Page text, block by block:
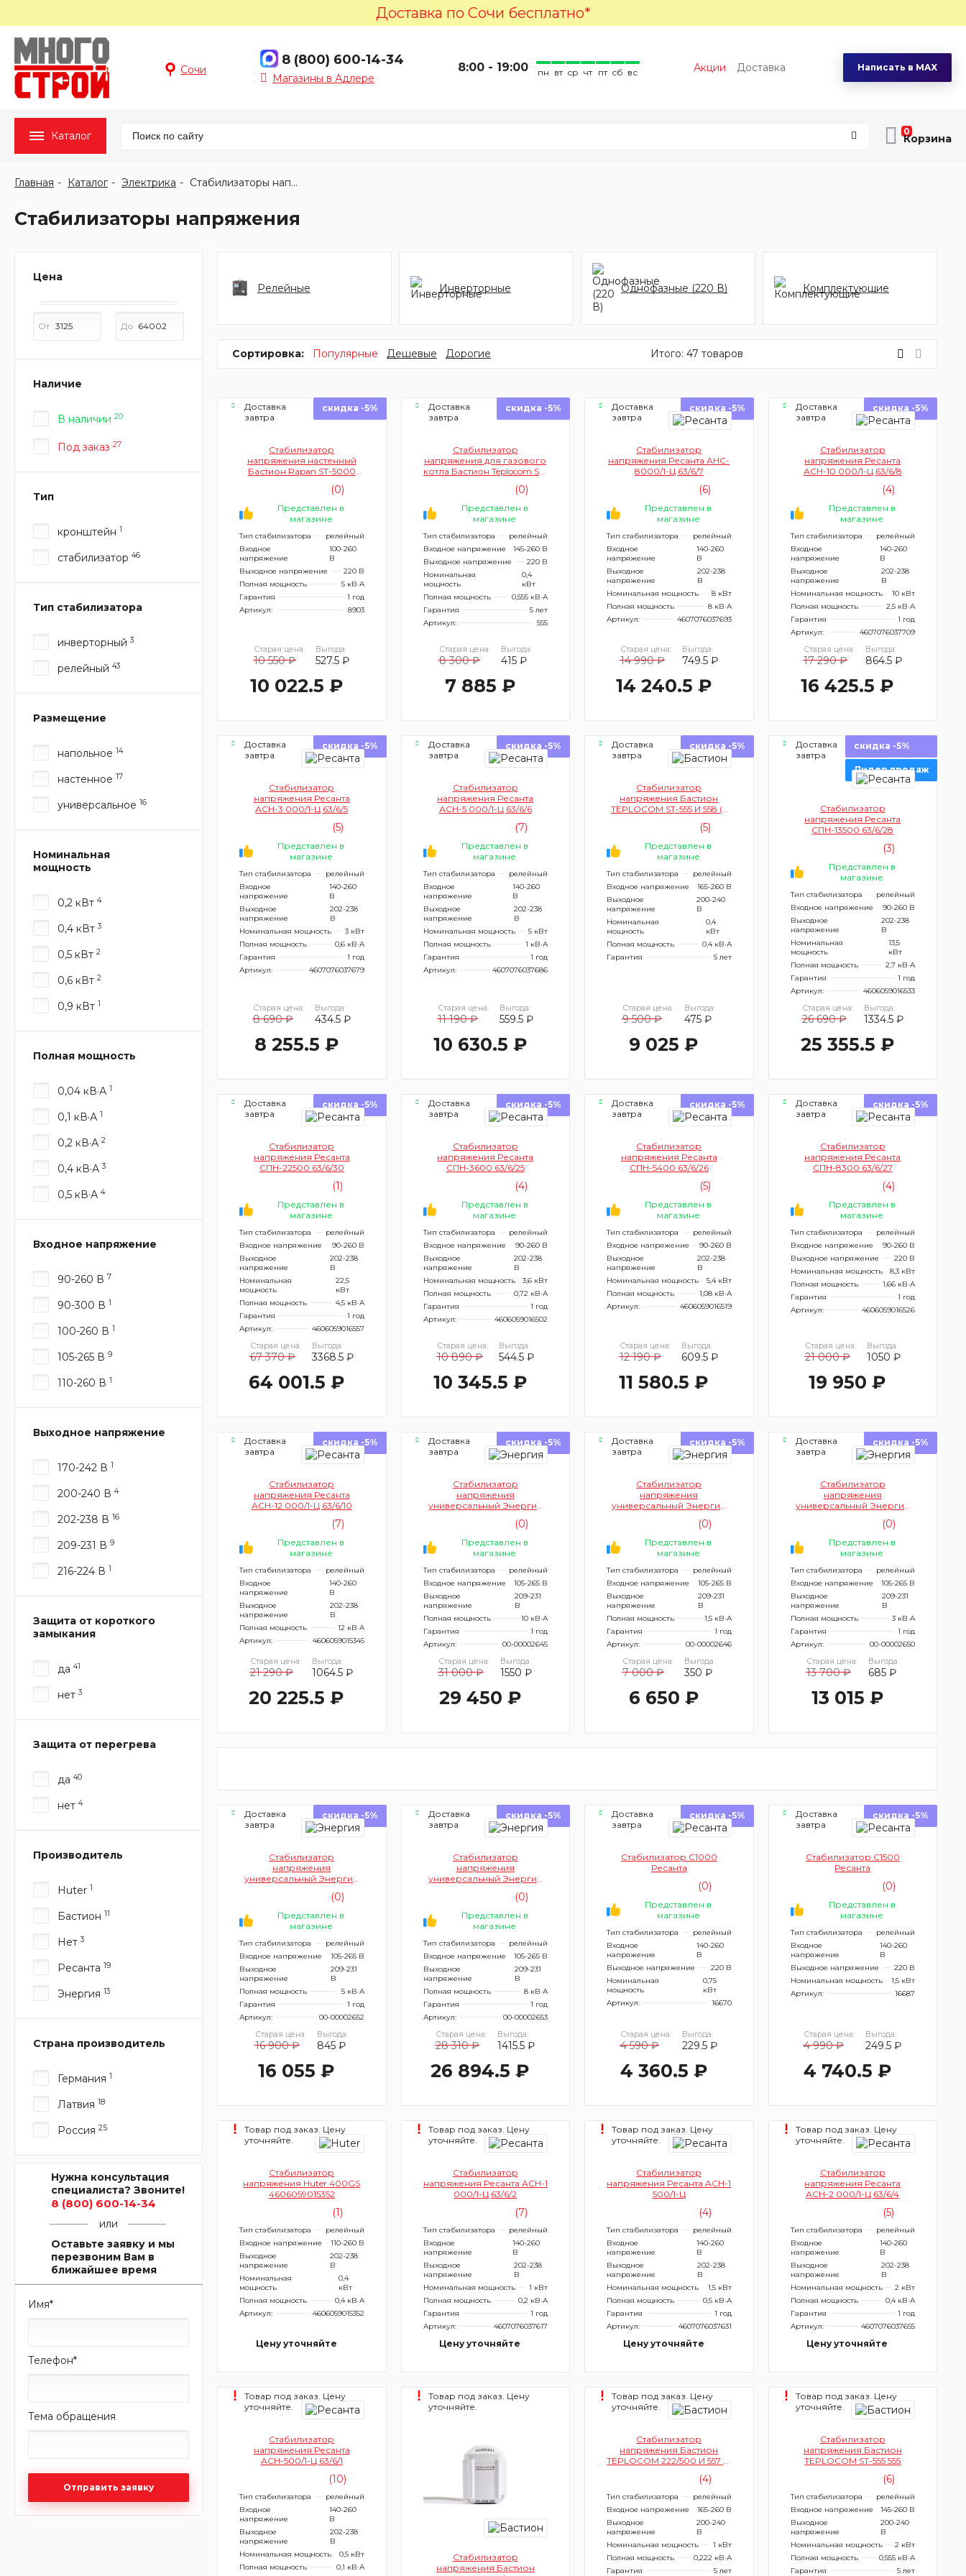
Доставка по Сочи бесплатно*
Сочи
8 (800) 600-14-34 Написать в MAX
Магазины в Адлере
8:00 - 19:00 пн вт ср чт пт сб вс Акции Доставка
Каталог 0
Главная Каталог Электрика Стабилизаторы напряжения
Стабилизаторы напряжения
Цена
От До
Наличие
В наличии 20
Под заказ 27
Тип
кронштейн 1
стабилизатор 46
Тип стабилизатора
инверторный3
релейный 43
Размещение
напольное 14
настенное 17
универсальное 16
Номинальная
мощность
0,2 кВт 4
0,4 кВт3
0,5 кВт 2
0,6 кВт 2
0,9 кВт 1
Полная мощность
0,04 кВ·А 1
0,1 кВ·А 1
0,2 кВ·А 2
0,4 кВ·А3
0,5 кВ·А 4
Входное напряжение
90-260 В 7
90-300 В 1
100-260 В 1
105-265 В 9
110-260 В 1
Выходное напряжение
170-242 В 1
200-240 В 4
202-238 В 16
209-231 В 9
216-224 В 1
Защита от короткого
замыкания
да 41
нет3
Защита от перегрева
да 40
нет 4
Производитель
Huter 1
Бастион 11
Нет3
Ресанта 19
Энергия 13
Страна производитель
Германия 1
Латвия 18
Россия 25
Нужна консультация
специалиста? Звоните!
8 (800) 600-14-34
или
Оставьте заявку и мы
перезвоним Вам в
ближайшее время
Имя*
Телефон*
Тема обращения
Отправить заявку
Релейные Инверторные Однофазные (220 В) Комплектующие
Сортировка: Популярные Дешевые Дорогие Итого: 47 товаров
Доставка
завтра
скидка -5%
Стабилизатор
напряжения настенный
Бастион Rapan ST-5000
(0)
Представлен в
магазине
Тип стабилизатора
релейный
Входное
напряжение
100-260
В
Выходное напряжение
220 В
Полная мощность
5 кВ·А
Гарантия
1 год
Артикул:
8903
Старая цена:
10 550 ₽
Выгода:
527.5 ₽
10 022.5 ₽
Доставка
завтра
скидка -5%
Стабилизатор
напряжения для газового
котла Бастион Teplocom ST-
(0)
Представлен в
магазине
Тип стабилизатора
релейный
Входное напряжение
145-260 В
Выходное напряжение
220 В
Номинальная
мощность
0,4
кВт
Полная мощность
0,555 кВ·А
Гарантия
5 лет
Артикул:
555
Старая цена:
8 300 ₽
Выгода:
415 ₽
7 885 ₽
Доставка
завтра
скидка -5%
Стабилизатор
напряжения Ресанта АНС-
8000/1-Ц 63/6/7
(6)
Представлен в
магазине
Тип стабилизатора
релейный
Входное
напряжение
140-260
В
Выходное
напряжение
202-238
В
Номинальная мощность
8 кВт
Полная мощность
8 кВ·А
Артикул:
4607076037693
Старая цена:
14 990 ₽
Выгода:
749.5 ₽
14 240.5 ₽
Доставка
завтра
скидка -5%
Стабилизатор
напряжения Ресанта
АСН-10 000/1-Ц 63/6/8
(4)
Представлен в
магазине
Тип стабилизатора
релейный
Входное
напряжение
140-260
В
Выходное
напряжение
202-238
В
Номинальная мощность
10 кВт
Полная мощность
2,5 кВ·А
Гарантия
1 год
Артикул:
4607076037709
Старая цена:
17 290 ₽
Выгода:
864.5 ₽
16 425.5 ₽
Доставка
завтра
скидка -5%
Стабилизатор
напряжения Ресанта
АСН-3 000/1-Ц 63/6/5
(5)
Представлен в
магазине
Тип стабилизатора
релейный
Входное
напряжение
140-260
В
Выходное
напряжение
202-238
В
Номинальная мощность
3 кВт
Полная мощность
0,6 кВ·А
Гарантия
1 год
Артикул:
4607076037679
Старая цена:
8 690 ₽
Выгода:
434.5 ₽
8 255.5 ₽
Доставка
завтра
скидка -5%
Стабилизатор
напряжения Ресанта
АСН-5 000/1-Ц 63/6/6
(7)
Представлен в
магазине
Тип стабилизатора
релейный
Входное
напряжение
140-260
В
Выходное
напряжение
202-238
В
Номинальная мощность
5 кВт
Полная мощность
1 кВ·А
Гарантия
1 год
Артикул:
4607076037686
Старая цена:
11 190 ₽
Выгода:
559.5 ₽
10 630.5 ₽
Доставка
завтра
скидка -5%
Стабилизатор
напряжения Бастион
TEPLOCOM ST-555 И 558 (с
(5)
Представлен в
магазине
Тип стабилизатора
релейный
Входное напряжение
165-260 В
Выходное
напряжение
200-240
В
Номинальная
мощность
0,4
кВт
Полная мощность
0,4 кВ·А
Гарантия
5 лет
Старая цена:
9 500 ₽
Выгода:
475 ₽
9 025 ₽
Доставка
завтра
скидка -5%
Лидер продаж
Стабилизатор
напряжения Ресанта
СПН-13500 63/6/28
(3)
Представлен в
магазине
Тип стабилизатора
релейный
Входное напряжение
90-260 В
Выходное
напряжение
202-238
В
Номинальная
мощность
13,5
кВт
Полная мощность
2,7 кВ·А
Гарантия
1 год
Артикул:
4606059016533
Старая цена:
26 690 ₽
Выгода:
1334.5 ₽
25 355.5 ₽
Доставка
завтра
скидка -5%
Стабилизатор
напряжения Ресанта
СПН-22500 63/6/30
(1)
Представлен в
магазине
Тип стабилизатора
релейный
Входное напряжение
90-260 В
Выходное
напряжение
202-238
В
Номинальная
мощность
22,5
кВт
Полная мощность
4,5 кВ·А
Гарантия
1 год
Артикул:
4606059016557
Старая цена:
67 370 ₽
Выгода:
3368.5 ₽
64 001.5 ₽
Доставка
завтра
скидка -5%
Стабилизатор
напряжения Ресанта
СПН-3600 63/6/25
(4)
Представлен в
магазине
Тип стабилизатора
релейный
Входное напряжение
90-260 В
Выходное
напряжение
202-238
В
Номинальная мощность
3,6 кВт
Полная мощность
0,72 кВ·А
Гарантия
1 год
Артикул:
4606059016502
Старая цена:
10 890 ₽
Выгода:
544.5 ₽
10 345.5 ₽
Доставка
завтра
скидка -5%
Стабилизатор
напряжения Ресанта
СПН-5400 63/6/26
(5)
Представлен в
магазине
Тип стабилизатора
релейный
Входное напряжение
90-260 В
Выходное
напряжение
202-238
В
Номинальная мощность
5,4 кВт
Полная мощность
1,08 кВ·А
Артикул:
4606059016519
Старая цена:
12 190 ₽
Выгода:
609.5 ₽
11 580.5 ₽
Доставка
завтра
скидка -5%
Стабилизатор
напряжения Ресанта
СПН-8300 63/6/27
(4)
Представлен в
магазине
Тип стабилизатора
релейный
Входное напряжение
90-260 В
Выходное напряжение
220 В
Номинальная мощность
8,3 кВт
Полная мощность
1,66 кВ·А
Гарантия
1 год
Артикул:
4606059016526
Старая цена:
21 000 ₽
Выгода:
1050 ₽
19 950 ₽
Доставка
завтра
скидка -5%
Стабилизатор
напряжения Ресанта
АСН-12 000/1-Ц 63/6/10
(7)
Представлен в
магазине
Тип стабилизатора
релейный
Входное
напряжение
140-260
В
Выходное
напряжение
202-238
В
Полная мощность
12 кВ·А
Артикул:
4606059015345
Старая цена:
21 290 ₽
Выгода:
1064.5 ₽
20 225.5 ₽
Доставка
завтра
скидка -5%
Стабилизатор
напряжения
универсальный Энергия
(однофазный)(0)
Представлен в
магазине
Тип стабилизатора
релейный
Входное напряжение
105-265 В
Выходное
напряжение
209-231
В
Полная мощность
10 кВ·А
Гарантия
1 год
Артикул:
00-00002645
Старая цена:
31 000 ₽
Выгода:
1550 ₽
29 450 ₽
Доставка
завтра
скидка -5%
Стабилизатор
напряжения
универсальный Энергия
(однофазный)(0)
Представлен в
магазине
Тип стабилизатора
релейный
Входное напряжение
105-265 В
Выходное
напряжение
209-231
В
Полная мощность
1,5 кВ·А
Гарантия
1 год
Артикул:
00-00002646
Старая цена:
7 000 ₽
Выгода:
350 ₽
6 650 ₽
Доставка
завтра
скидка -5%
Стабилизатор
напряжения
универсальный Энергия
(однофазный)(0)
Представлен в
магазине
Тип стабилизатора
релейный
Входное напряжение
105-265 В
Выходное
напряжение
209-231
В
Полная мощность
3 кВ·А
Гарантия
1 год
Артикул:
00-00002650
Старая цена:
13 700 ₽
Выгода:
685 ₽
13 015 ₽
Доставка
завтра
скидка -5%
Стабилизатор
напряжения
универсальный Энергия
(однофазный)(0)
Представлен в
магазине
Тип стабилизатора
релейный
Входное напряжение
105-265 В
Выходное
напряжение
209-231
В
Полная мощность
5 кВ·А
Гарантия
1 год
Артикул:
00-00002652
Старая цена:
16 900 ₽
Выгода:
845 ₽
16 055 ₽
Доставка
завтра
скидка -5%
Стабилизатор
напряжения
универсальный Энергия
(однофазный)(0)
Представлен в
магазине
Тип стабилизатора
релейный
Входное напряжение
105-265 В
Выходное
напряжение
209-231
В
Полная мощность
8 кВ·А
Гарантия
1 год
Артикул:
00-00002653
Старая цена:
28 310 ₽
Выгода:
1415.5 ₽
26 894.5 ₽
Доставка
завтра
скидка -5%
Стабилизатор С1000
Ресанта
(0)
Представлен в
магазине
Тип стабилизатора
релейный
Входное
напряжение
140-260
В
Выходное напряжение
220 В
Номинальная
мощность
0,75
кВт
Артикул:
16670
Старая цена:
4 590 ₽
Выгода:
229.5 ₽
4 360.5 ₽
Доставка
завтра
скидка -5%
Стабилизатор С1500
Ресанта
(0)
Представлен в
магазине
Тип стабилизатора
релейный
Входное
напряжение
140-260
В
Выходное напряжение
220 В
Номинальная мощность
1,5 кВт
Артикул:
16687
Старая цена:
4 990 ₽
Выгода:
249.5 ₽
4 740.5 ₽
Товар под заказ. Цену
уточняйте.
Стабилизатор
напряжения Huter 400GS
4606059015352
(1)
Тип стабилизатора
релейный
Входное напряжение
110-260 В
Выходное
напряжение
202-238
В
Номинальная
мощность
0,4
кВт
Полная мощность
0,4 кВ·А
Артикул:
4606059015352
Цену уточняйте
Товар под заказ. Цену
уточняйте.
Стабилизатор
напряжения Ресанта АСН-1
000/1-Ц 63/6/2
(7)
Тип стабилизатора
релейный
Входное
напряжение
140-260
В
Выходное
напряжение
202-238
В
Номинальная мощность
1 кВт
Полная мощность
0,2 кВ·А
Гарантия
1 год
Артикул:
4607076037617
Цену уточняйте
Товар под заказ. Цену
уточняйте.
Стабилизатор
напряжения Ресанта АСН-1
500/1-Ц
(4)
Тип стабилизатора
релейный
Входное
напряжение
140-260
В
Выходное
напряжение
202-238
В
Номинальная мощность
1,5 кВт
Полная мощность
0,5 кВ·А
Гарантия
1 год
Артикул:
4607076037631
Цену уточняйте
Товар под заказ. Цену
уточняйте.
Стабилизатор
напряжения Ресанта
АСН-2 000/1-Ц 63/6/4
(5)
Тип стабилизатора
релейный
Входное
напряжение
140-260
В
Выходное
напряжение
202-238
В
Номинальная мощность
2 кВт
Полная мощность
0,4 кВ·А
Гарантия
1 год
Артикул:
4607076037655
Цену уточняйте
Товар под заказ. Цену
уточняйте.
Стабилизатор
напряжения Ресанта
АСН-500/1-Ц 63/6/1
(10)
Тип стабилизатора
релейный
Входное
напряжение
140-260
В
Выходное
напряжение
202-238
В
Номинальная мощность
0,5 кВт
Полная мощность
0,1 кВ·А
Товар под заказ. Цену
уточняйте.
Стабилизатор
напряжения Бастион
Товар под заказ. Цену
уточняйте.
Стабилизатор
напряжения Бастион
TEPLOCOM 222/500 И 557 (с
(4)
Тип стабилизатора
релейный
Входное напряжение
165-260 В
Выходное
напряжение
200-240
В
Номинальная мощность
1 кВт
Полная мощность
0,222 кВ·А
Гарантия
5 лет
Товар под заказ. Цену
уточняйте.
Стабилизатор
напряжения Бастион
TEPLOCOM ST-555 555
(6)
Тип стабилизатора
релейный
Входное напряжение
145-260 В
Выходное
напряжение
200-240
В
Номинальная мощность
2 кВт
Полная мощность
0,555 кВ·А
Гарантия
5 лет